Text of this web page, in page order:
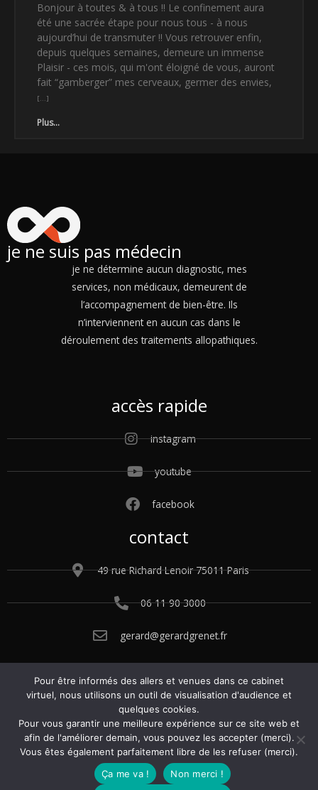
Bonjour à toutes & à tous !! Le confinement aura
été une sacrée étape pour nous tous - à nous
aujourd’hui de transmuter !! Vous retrouver enfin,
depuis quelques semaines, demeure un immense
Plaisir - ces mois, qui m'ont éloigné de vous, auront
fait “gamberger” mes cerveaux, germer des envies,
Plus...
je ne suis pas médecin
je ne détermine aucun diagnostic, mes
services, non médicaux, demeurent de
l’accompagnement de bien-être. Ils
n’interviennent en aucun cas dans le
déroulement des traitements allopathiques.
accès rapide
instagram
youtube
facebook
contact
49 rue Richard Lenoir 75011 Paris
06 11 90 3000
gerard@gerardgrenet.fr
© 2015 – 2025 Gérard Grenet. Tous droits
réservés.Conditions générales de vente.
Politique de confidentialité.
Mentions légales.
Gérer les cookies.
Pour être informés des allers et venues dans ce cabinet
virtuel, nous utilisons un outil de visualisation d'audience et
quelques cookies.
Pour vous garantir une meilleure expérience sur ce site web et
afin de l'améliorer demain, vous pouvez les accepter (merci).
Vous êtes également parfaitement libre de les refuser (merci).
Ça me va !
Non merci !